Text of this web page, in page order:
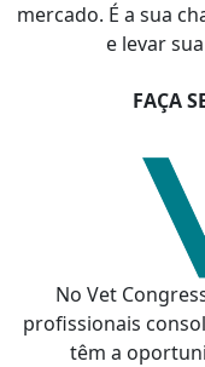
mercado. É a sua
e levar
FAÇA
No Vet
profissionais
têm a